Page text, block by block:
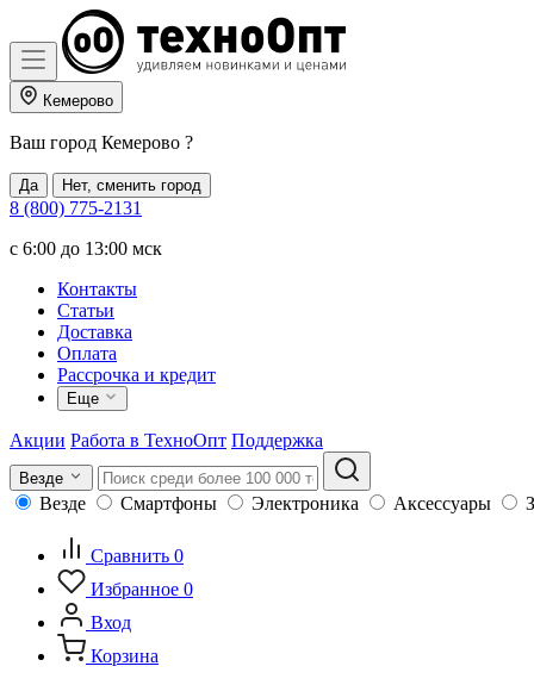
Кемерово
Ваш город Кемерово ?
Да Нет, сменить город
8 (800) 775-2131
c 6:00 до 13:00 мск
Контакты
Статьи
Доставка
Оплата
Рассрочка и кредит
Еще
Акции Работа в ТехноОпт Поддержка
Везде
Везде Смартфоны Электроника Аксессуары
Сравнить 0
Избранное 0
Вход
Корзина